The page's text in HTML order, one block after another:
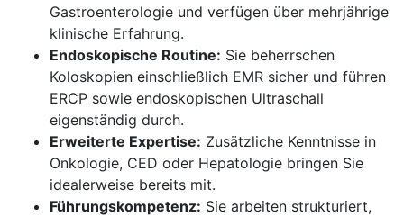
Gastroenterologie und verfügen über mehrjährige
klinische Erfahrung.
Endoskopische Routine: Sie beherrschen
Koloskopien einschließlich EMR sicher und führen
ERCP sowie endoskopischen Ultraschall
eigenständig durch.
Erweiterte Expertise: Zusätzliche Kenntnisse in
Onkologie, CED oder Hepatologie bringen Sie
idealerweise bereits mit.
Führungskompetenz: Sie arbeiten strukturiert,